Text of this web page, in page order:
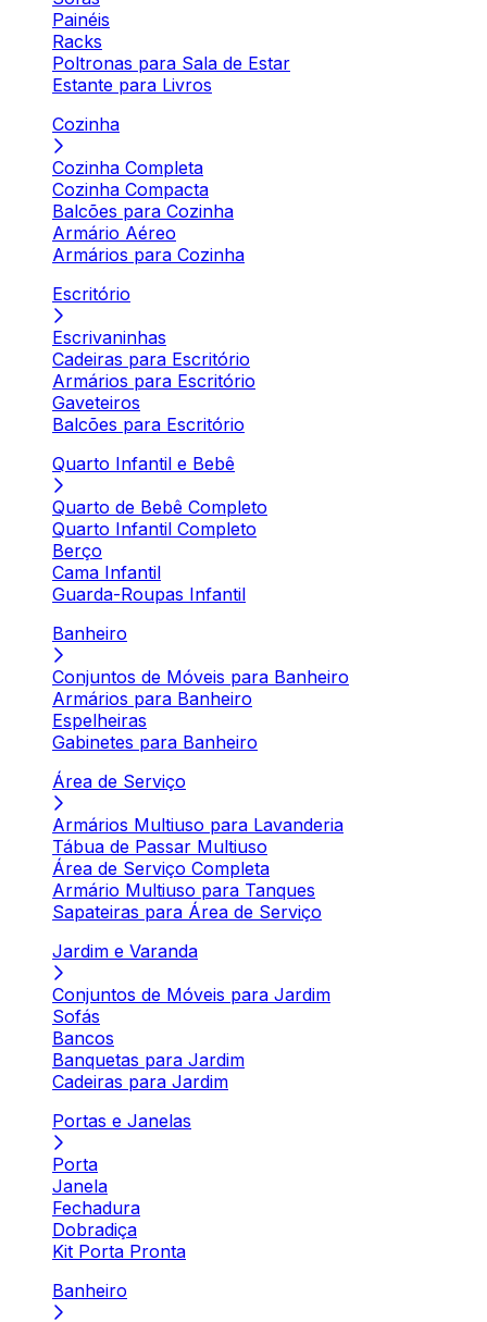
Painéis
Racks
Poltronas para Sala de Estar
Estante para Livros
Cozinha
Cozinha Completa
Cozinha Compacta
Balcões para Cozinha
Armário Aéreo
Armários para Cozinha
Escritório
Escrivaninhas
Cadeiras para Escritório
Armários para Escritório
Gaveteiros
Balcões para Escritório
Quarto Infantil e Bebê
Quarto de Bebê Completo
Quarto Infantil Completo
Berço
Cama Infantil
Guarda-Roupas Infantil
Banheiro
Conjuntos de Móveis para Banheiro
Armários para Banheiro
Espelheiras
Gabinetes para Banheiro
Área de Serviço
Armários Multiuso para Lavanderia
Tábua de Passar Multiuso
Área de Serviço Completa
Armário Multiuso para Tanques
Sapateiras para Área de Serviço
Jardim e Varanda
Conjuntos de Móveis para Jardim
Sofás
Bancos
Banquetas para Jardim
Cadeiras para Jardim
Portas e Janelas
Porta
Janela
Fechadura
Dobradiça
Kit Porta Pronta
Banheiro